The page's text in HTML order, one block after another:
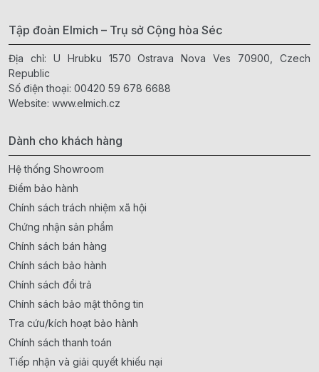
Tập đoàn Elmich – Trụ sở Cộng hòa Séc
Địa chỉ: U Hrubku 1570 Ostrava Nova Ves 70900, Czech
Republic
Số điện thoại: 00420 59 678 6688
Website: www.elmich.cz
Dành cho khách hàng
Hệ thống Showroom
Điểm bảo hành
Chính sách trách nhiệm xã hội
Chứng nhận sản phẩm
Chính sách bán hàng
Chính sách bảo hành
Chính sách đổi trả
Chính sách bảo mật thông tin
Tra cứu/kích hoạt bảo hành
Chính sách thanh toán
Tiếp nhận và giải quyết khiếu nại